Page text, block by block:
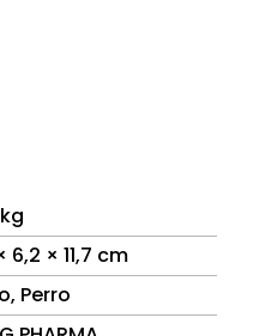
6,2 × 11,7 cm
, Perro